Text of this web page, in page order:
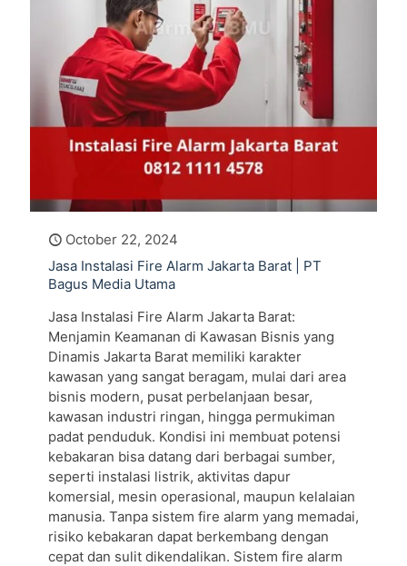
October 22, 2024
Jasa Instalasi Fire Alarm Jakarta Barat | PT
Bagus Media Utama
Jasa Instalasi Fire Alarm Jakarta Barat:
Menjamin Keamanan di Kawasan Bisnis yang
Dinamis Jakarta Barat memiliki karakter
kawasan yang sangat beragam, mulai dari area
bisnis modern, pusat perbelanjaan besar,
kawasan industri ringan, hingga permukiman
padat penduduk. Kondisi ini membuat potensi
kebakaran bisa datang dari berbagai sumber,
seperti instalasi listrik, aktivitas dapur
komersial, mesin operasional, maupun kelalaian
manusia. Tanpa sistem fire alarm yang memadai,
risiko kebakaran dapat berkembang dengan
cepat dan sulit dikendalikan. Sistem fire alarm